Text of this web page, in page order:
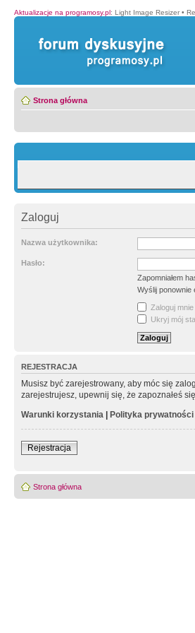
Aktualizacje na programosy.pl: Light Image Resizer •
Strona główna
Zaloguj
Nazwa użytkownika:
Hasło:
Zapomniałem
Wyślij ponownie
Zaloguj
Ukryj mój
REJESTRACJA
Musisz być zarejestrowany, aby móc się
zarejestrujesz, upewnij się, że zapoznałeś
Warunki korzystania | Polityka prywatności
Rejestracja
Strona główna